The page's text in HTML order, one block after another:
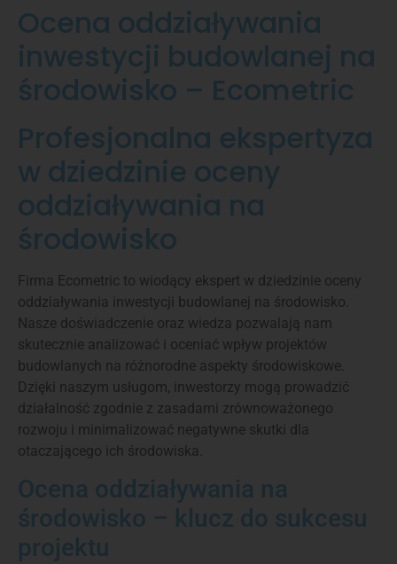
Ocena oddziaływania
inwestycji budowlanej na
środowisko – Ecometric
Profesjonalna ekspertyza
w dziedzinie oceny
oddziaływania na
środowisko
Firma Ecometric to wiodący ekspert w dziedzinie oceny
oddziaływania inwestycji budowlanej na środowisko.
Nasze doświadczenie oraz wiedza pozwalają nam
skutecznie analizować i oceniać wpływ projektów
budowlanych na różnorodne aspekty środowiskowe.
Dzięki naszym usługom, inwestorzy mogą prowadzić
działalność zgodnie z zasadami zrównoważonego
rozwoju i minimalizować negatywne skutki dla
otaczającego ich środowiska.
Ocena oddziaływania na
środowisko – klucz do sukcesu
projektu